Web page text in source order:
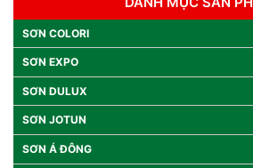
SƠN COLORI
SƠN EXPO
SƠN DULUX
SƠN JOTUN
SƠN Á ĐÔNG